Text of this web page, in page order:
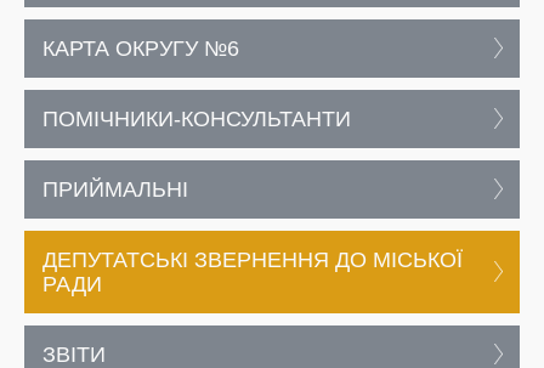
КАРТА ОКРУГУ №6
ПОМІЧНИКИ-КОНСУЛЬТАНТИ
ПРИЙМАЛЬНІ
ДЕПУТАТСЬКІ ЗВЕРНЕННЯ ДО МІСЬКОЇ
РАДИ
ЗВІТИ